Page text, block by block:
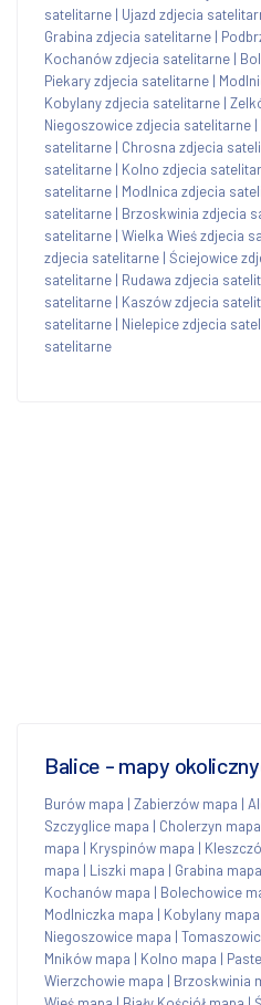
satelitarne | Ujazd zdjecia
Grabina zdjecia satelitarne |
Kochanów zdjecia satelitarne |
Piekary zdjecia satelitarne |
Kobylany zdjecia satelitarne |
Niegoszowice zdjecia satelitarne |
satelitarne | Chrosna zdjecia
satelitarne | Kolno zdjecia
satelitarne | Modlnica zdjecia
satelitarne | Brzoskwinia zdjecia
satelitarne | Wielka Wieś zdjecia
zdjecia satelitarne | Ściejowice
satelitarne | Rudawa zdjecia
satelitarne | Kaszów zdjecia
satelitarne | Nielepice zdjecia
satelitarne
Balice - mapy
Burów mapa | Zabierzów mapa |
Szczyglice mapa | Cholerzyn mapa
mapa | Kryspinów mapa |
mapa | Liszki mapa | Grabina mapa
Kochanów mapa | Bolechowice
Modlniczka mapa | Kobylany mapa
Niegoszowice mapa |
Mników mapa | Kolno mapa |
Wierzchowie mapa | Brzoskwinia